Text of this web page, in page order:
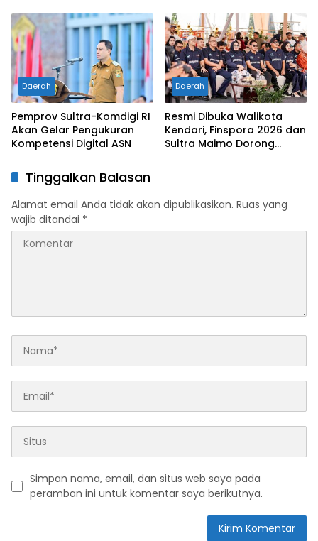
Dunia Kerja
Daerah
Pemprov Sultra-Komdigi RI
Akan Gelar Pengukuran
Kompetensi Digital ASN
Daerah
Resmi Dibuka Walikota
Kendari, Finspora 2026 dan
Sultra Maimo Dorong
Tinggalkan Balasan
Alamat email Anda tidak akan dipublikasikan. Ruas yang
wajib ditandai *
Simpan nama, email, dan situs web saya pada
peramban ini untuk komentar saya berikutnya.